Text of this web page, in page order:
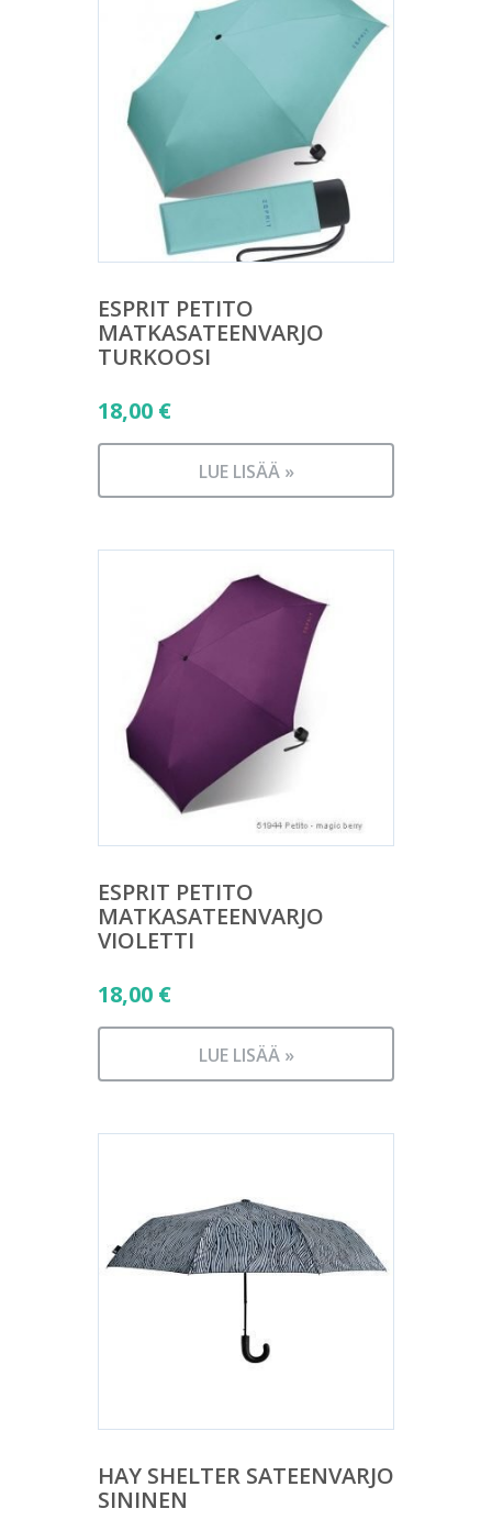
ESPRIT PETITO
MATKASATEENVARJO
TURKOOSI
18,00 €
LUE LISÄÄ »
ESPRIT PETITO
MATKASATEENVARJO
VIOLETTI
18,00 €
LUE LISÄÄ »
HAY SHELTER SATEENVARJO
SININEN